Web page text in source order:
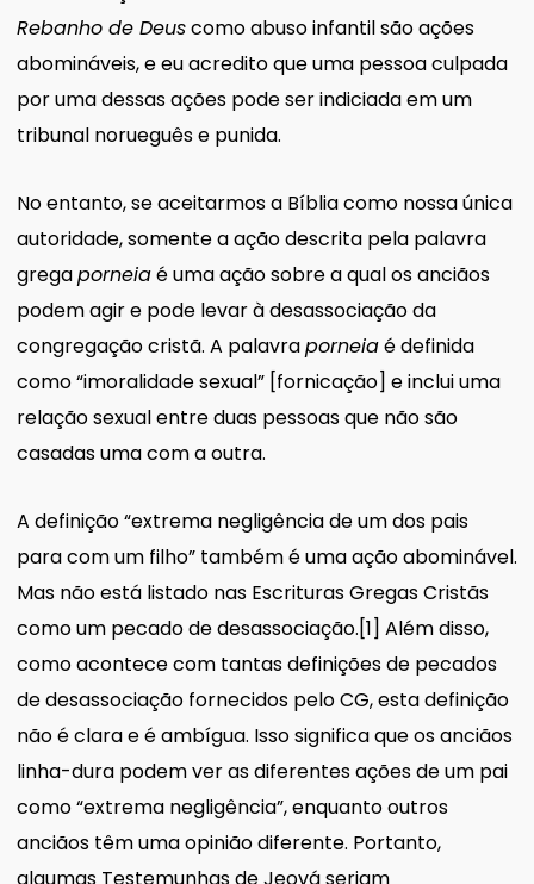
Rebanho de Deuscomo abuso infantil são ações
abomináveis, e eu acredito que uma pessoa culpada
por uma dessas ações pode ser indiciada em um
tribunal norueguês e punida.
No entanto, se aceitarmos a Bíblia como nossa única
autoridade, somente a ação descrita pela palavra
gregaporneiaé uma ação sobre a qual os anciãos
podem agir e pode levar à desassociação da
congregação cristã. A palavraporneiaé definida
como “imoralidade sexual” [fornicação] e inclui uma
relação sexual entre duas pessoas que não são
casadas uma com a outra.
A definição “extrema negligência de um dos pais
para com um filho” também é uma ação abominável.
Mas não está listado nas Escrituras Gregas Cristãs
como um pecado de desassociação.[1] Além disso,
como acontece com tantas definições de pecados
de desassociação fornecidos pelo CG, esta definição
não é clara e é ambígua. Isso significa que os anciãos
linha-dura podem ver as diferentes ações de um pai
como “extrema negligência”, enquanto outros
anciãos têm uma opinião diferente. Portanto,
algumas Testemunhas de Jeová seriam